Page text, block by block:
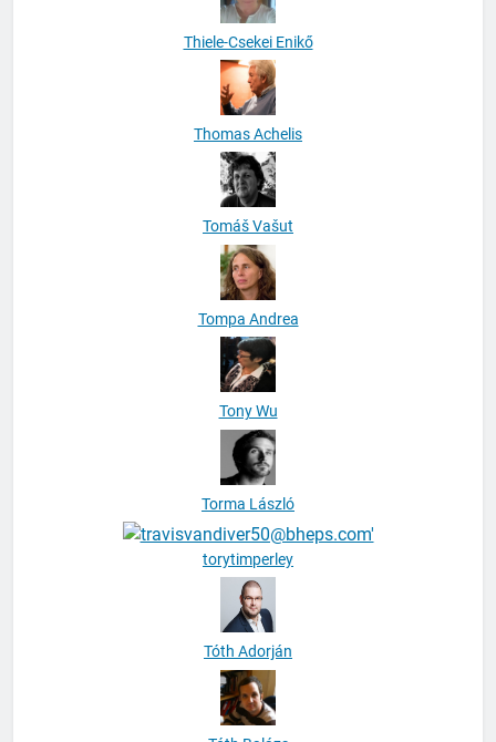
Thiele-Csekei Enikő
Thomas Achelis
Tomáš Vašut
Tompa Andrea
Tony Wu
Torma László
torytimperley
Tóth Adorján